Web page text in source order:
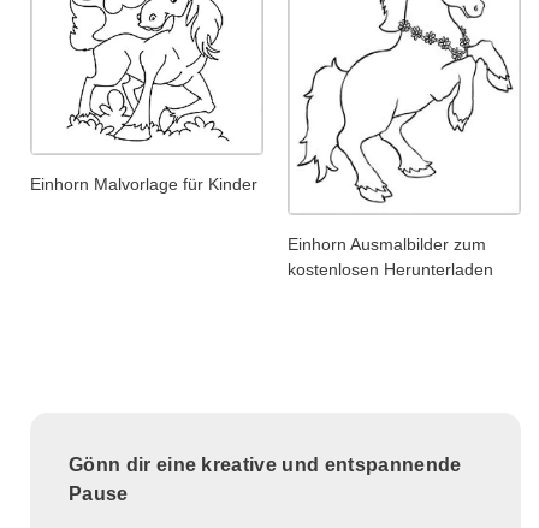
Einhorn Malvorlage für Kinder
Einhorn Ausmalbilder zum
kostenlosen Herunterladen
Gönn dir eine kreative und entspannende
Pause